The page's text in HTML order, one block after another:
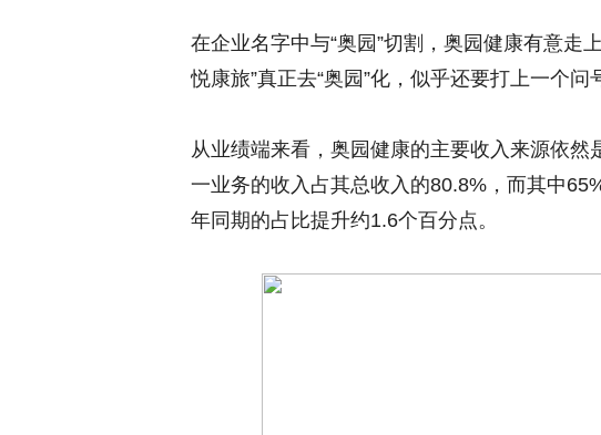
在企业名字中与“奥园”切割，奥园健康有意走
悦康旅”真正去“奥园”化，似乎还要打上一个问
从业绩端来看，奥园健康的主要收入来源依
一业务的收入占其总收入的80.8%，而其中
年同期的占比提升约1.6个百分点。